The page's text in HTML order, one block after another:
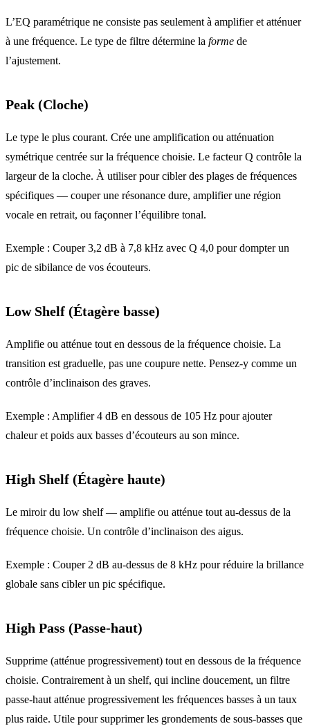
L’EQ paramétrique ne consiste pas seulement à amplifier et atténuer
à une fréquence. Le type de filtre détermine la forme de
l’ajustement.
Peak (Cloche)
Le type le plus courant. Crée une amplification ou atténuation
symétrique centrée sur la fréquence choisie. Le facteur Q contrôle la
largeur de la cloche. À utiliser pour cibler des plages de fréquences
spécifiques — couper une résonance dure, amplifier une région
vocale en retrait, ou façonner l’équilibre tonal.
Exemple : Couper 3,2 dB à 7,8 kHz avec Q 4,0 pour dompter un
pic de sibilance de vos écouteurs.
Low Shelf (Étagère basse)
Amplifie ou atténue tout en dessous de la fréquence choisie. La
transition est graduelle, pas une coupure nette. Pensez-y comme un
contrôle d’inclinaison des graves.
Exemple : Amplifier 4 dB en dessous de 105 Hz pour ajouter
chaleur et poids aux basses d’écouteurs au son mince.
High Shelf (Étagère haute)
Le miroir du low shelf — amplifie ou atténue tout au-dessus de la
fréquence choisie. Un contrôle d’inclinaison des aigus.
Exemple : Couper 2 dB au-dessus de 8 kHz pour réduire la brillance
globale sans cibler un pic spécifique.
High Pass (Passe-haut)
Supprime (atténue progressivement) tout en dessous de la fréquence
choisie. Contrairement à un shelf, qui incline doucement, un filtre
passe-haut atténue progressivement les fréquences basses à un taux
plus raide. Utile pour supprimer les grondements de sous-basses que